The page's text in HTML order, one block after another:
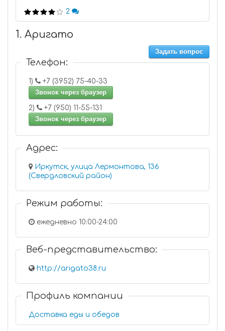
2
1. Аригато
Задать вопрос
Телефон:
1)
+7 (3952) 75-40-33
Звонок через браузер
2)
+7 (950) 11-55-131
Звонок через браузер
Адрес:
Иркутск, улица Лермонтова, 136
(Свердловский район)
Режим работы:
ежедневно 10:00-24:00
Веб-представительство:
http://arigato38.ru
Профиль компании
Доставка еды и обедов